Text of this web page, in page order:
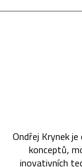
Ondřej Krynek
konceptů,
inovativních